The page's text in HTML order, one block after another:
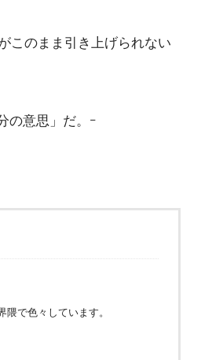
このまま引き上げられない
の意思」だ。ｰ
で色々しています。